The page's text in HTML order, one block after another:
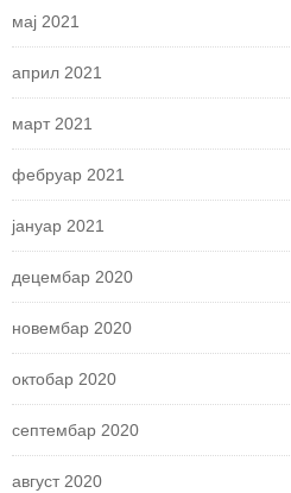
мај 2021
април 2021
март 2021
фебруар 2021
јануар 2021
децембар 2020
новембар 2020
октобар 2020
септембар 2020
август 2020